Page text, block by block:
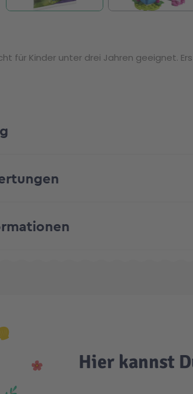
für Kinder unter drei Jahren geeignet.
Hier kannst